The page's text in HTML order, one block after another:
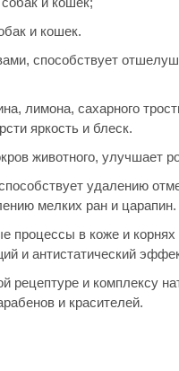
и кошек.
способствует
лимона, сахарного
яркость и блеск.
животного, улучшает
удалению
мелких ран и царапин.
процессы в коже и
и антистатический
рецептуре и комплексу
и красителей.